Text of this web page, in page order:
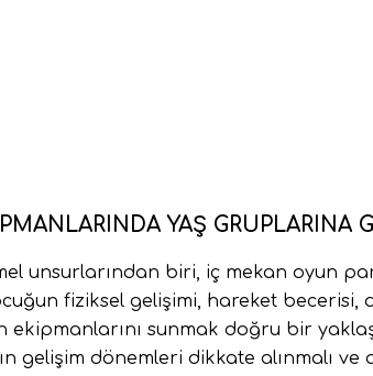
YAŞ GRUPLARINA
unsurlarından biri, iç mekan oyun
fiziksel gelişimi, hareket becerisi,
sunmak doğru bir
gelişim dönemleri dikkate alınmalı